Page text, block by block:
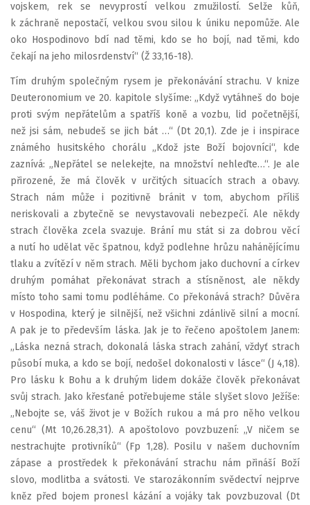
vojskem, rek se nevyprostí velkou zmužilostí. Selže kůň,
k záchraně nepostačí, velkou svou silou k úniku nepomůže. Ale
oko Hospodinovo bdí nad těmi, kdo se ho bojí, nad těmi, kdo
čekají na jeho milosrdenství“ (Ž 33,16-18).
Tím druhým společným rysem je překonávání strachu. V knize
Deuteronomium ve 20. kapitole slyšíme: „Když vytáhneš do boje
proti svým nepřátelům a spatříš koně a vozbu, lid početnější,
než jsi sám, nebudeš se jich bát …“ (Dt 20,1). Zde je i inspirace
známého husitského chorálu „Kdož jste Boží bojovníci“, kde
zaznívá: „Nepřátel se nelekejte, na množství nehleďte…“. Je ale
přirozené, že má člověk v určitých situacích strach a obavy.
Strach nám může i pozitivně bránit v tom, abychom příliš
neriskovali a zbytečně se nevystavovali nebezpečí. Ale někdy
strach člověka zcela svazuje. Brání mu stát si za dobrou věcí
a nutí ho udělat věc špatnou, když podlehne hrůzu nahánějícímu
tlaku a zvítězí v něm strach. Měli bychom jako duchovní a církev
druhým pomáhat překonávat strach a stísněnost, ale někdy
místo toho sami tomu podléháme. Co překonává strach? Důvěra
v Hospodina, který je silnější, než všichni zdánlivě silní a mocní.
A pak je to především láska. Jak je to řečeno apoštolem Janem:
„Láska nezná strach, dokonalá láska strach zahání, vždyť strach
působí muka, a kdo se bojí, nedošel dokonalosti v lásce“ (J 4,18).
Pro lásku k Bohu a k druhým lidem dokáže člověk překonávat
svůj strach. Jako křesťané potřebujeme stále slyšet slovo Ježíše:
„Nebojte se, váš život je v Božích rukou a má pro něho velkou
cenu“ (Mt 10,26.28,31). A apoštolovo povzbuzení: „V ničem se
nestrachujte protivníků“ (Fp 1,28). Posilu v našem duchovním
zápase a prostředek k překonávání strachu nám přináší Boží
slovo, modlitba a svátosti. Ve starozákonním svědectví nejprve
kněz před bojem pronesl kázání a vojáky tak povzbuzoval (Dt